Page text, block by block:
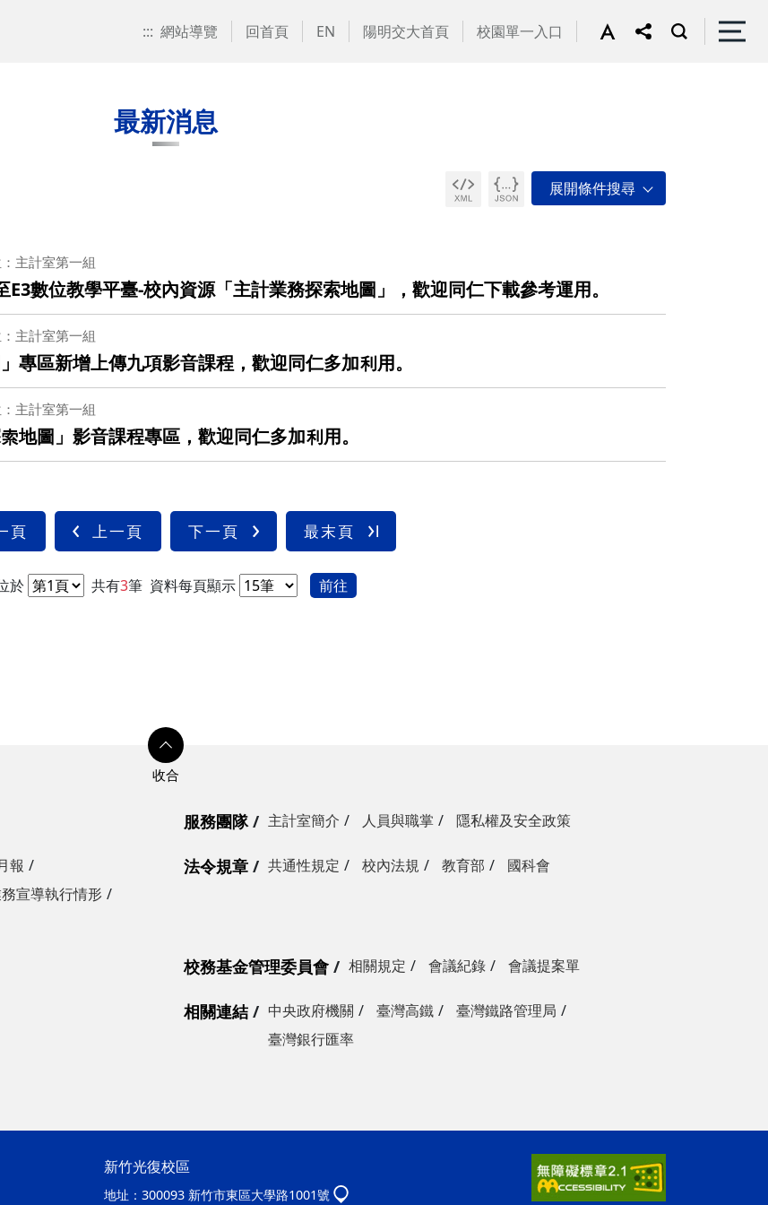
::: 網站導覽 回首頁 EN 陽明交大首頁 校園單一入口
最新消息
主計室第一組
數位教學平臺-校內資源「主計業務探索地圖」，歡迎同仁下載參考運用。
主計室第一組
專區新增上傳九項影音課程，歡迎同仁多加利用。
主計室第一組
地圖」影音課程專區，歡迎同仁多加利用。
頁 上一頁 下一頁 最末頁
於 共有3筆 資料每頁顯示 前往
服務團隊 主計室簡介 人員與職掌 隱私權及安全政策
報
宣導執行情形
法令規章 共通性規定 校內法規 教育部 國科會
校務基金管理委員會 相關規定 會議紀錄 會議提案單
相關連結 中央政府機關 臺灣高鐵
臺灣鐵路管理局
臺灣銀行匯率
新竹光復校區
地址： 300093 新竹市東區大學路1001號